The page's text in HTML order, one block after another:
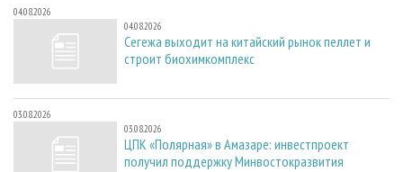
04.08.2026
04.08.2026
Сегежа выходит на китайский рынок пеллет и
строит биохимкомплекс
03.08.2026
03.08.2026
ЦПК «Полярная» в Амазаре: инвестпроект
получил поддержку Минвостокразвития